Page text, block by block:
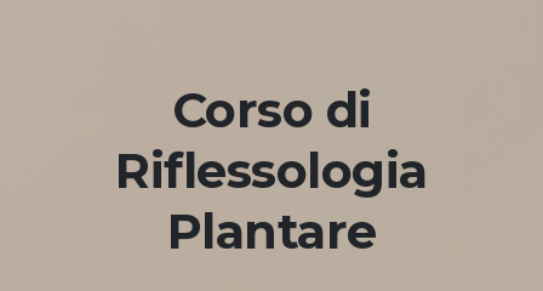
Corso di
Riflessologia
Plantare